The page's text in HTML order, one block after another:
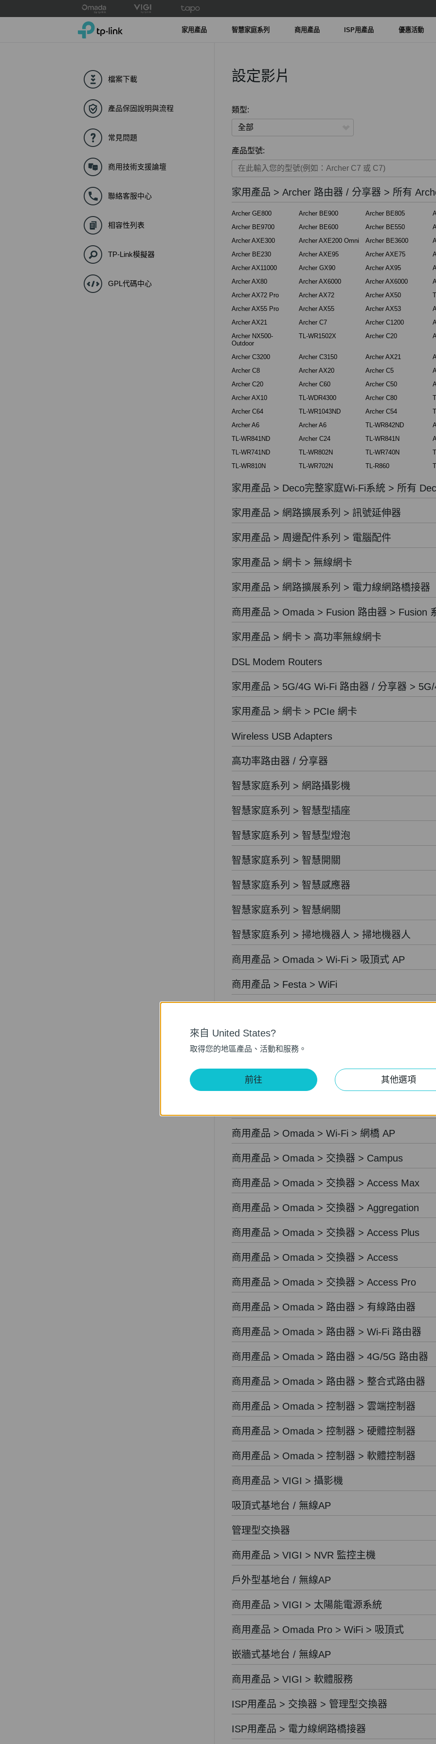
to
TP-Link, Reliably Smart 家用產品 智慧家庭系列 商用產品 ISP用產品 優惠活動
檔案下載
產品保固說明與流程
常見問題
商用技術支援論壇
聯絡客服中心
相容性列表
TP-Link模擬器
GPL代碼中心
設定影片
類型:
全部
家用產品
商用產品
ISP用產品
產品型號:
家用產品 > Archer 路由器 / 分享器 > 所有
Archer GE800 Archer BE900 Archer BE805
Archer BE9700
Archer BE600 Archer BE550
Archer AXE300
Archer AXE200 Omni Archer BE3600
Archer BE230
Archer AXE95 Archer AXE75
Archer AX11000
Archer GX90 Archer AX95
Archer AX80
Archer AX6000 Archer AX6000
Archer AX72 Pro
Archer AX72 Archer AX50
Archer AX55 Pro
Archer AX55 Archer AX53
Archer AX21
Archer C7 Archer C1200
Archer NX500-
Outdoor
TL-WR1502X Archer C20
Archer C3200 Archer C3150 Archer AX21
Archer C8
Archer AX20 Archer C5
Archer C20
Archer C60 Archer C50
Archer AX10
TL-WDR4300 Archer C80
Archer C64
TL-WR1043ND Archer C54
Archer A6
Archer A6 TL-WR842ND
TL-WR841ND
Archer C24 TL-WR841N
TL-WR741ND
TL-WR802N TL-WR740N
TL-WR810N
TL-WR702N TL-R860
家用產品 > Deco完整家庭Wi-Fi系統 > 所有
家用產品 > 網路擴展系列 > 訊號延伸器
家用產品 > 周邊配件系列 > 電腦配件
家用產品 > 網卡 > 無線網卡
家用產品 > 網路擴展系列 > 電力線網路橋接器
商用產品 > Omada > Fusion 路由器 > Fusion
家用產品 > 網卡 > 高功率無線網卡
DSL Modem Routers
家用產品 > 5G/4G Wi-Fi 路由器 / 分享器 >
家用產品 > 網卡 > PCIe 網卡
Wireless USB Adapters
高功率路由器 / 分享器
智慧家庭系列 > 網路攝影機
智慧家庭系列 > 智慧型插座
智慧家庭系列 > 智慧型燈泡
智慧家庭系列 > 智慧開關
智慧家庭系列 > 智慧感應器
智慧家庭系列 > 智慧網關
智慧家庭系列 > 掃地機器人 > 掃地機器人
商用產品 > Omada > Wi-Fi > 吸頂式 AP
商用產品 > Festa > WiFi
商用產品 > Festa > 交換器
商用產品 > Omada > Wi-Fi > 戶外型 AP
商用產品 > Omada > Wi-Fi > 網橋 AP
商用產品 > Omada > 交換器 > Campus
商用產品 > Omada > 交換器 > Access Max
商用產品 > Omada > 交換器 > Aggregation
商用產品 > Omada > 交換器 > Access Plus
商用產品 > Omada > 交換器 > Access
商用產品 > Omada > 交換器 > Access Pro
商用產品 > Omada > 路由器 > 有線路由器
商用產品 > Omada > 路由器 > Wi-Fi 路由器
商用產品 > Omada > 路由器 > 4G/5G 路由器
商用產品 > Omada > 路由器 > 整合式路由器
商用產品 > Omada > 控制器 > 雲端控制器
商用產品 > Omada > 控制器 > 硬體控制器
商用產品 > Omada > 控制器 > 軟體控制器
商用產品 > VIGI > 攝影機
吸頂式基地台 / 無線AP
管理型交換器
商用產品 > VIGI > NVR 監控主機
戶外型基地台 / 無線AP
商用產品 > VIGI > 太陽能電源系統
商用產品 > Omada Pro > WiFi > 吸頂式
嵌牆式基地台 / 無線AP
商用產品 > VIGI > 軟體服務
ISP用產品 > 交換器 > 管理型交換器
ISP用產品 > 電力線網路橋接器
來自 United States?
取得您的地區產品、活動和服務。
前往 其他選項